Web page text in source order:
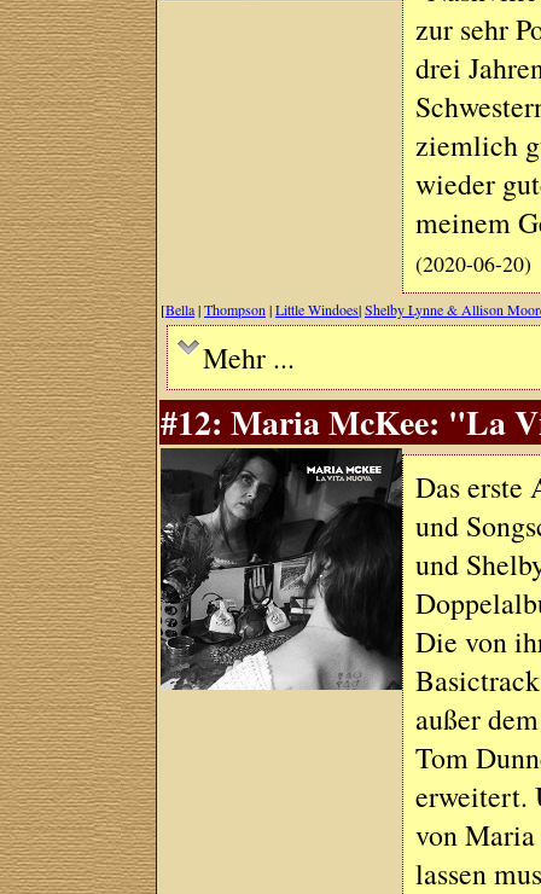
zur sehr
drei
ziemlich
wieder
meinem
(2020-06-20)
[Bella|Thompson |Little Windoes|Shelby Lynne & Allison
Mehr ...
#12: Maria McKee: "La
Das erste
und
und
Die von
außer
Tom
erweitert.
von
lassen